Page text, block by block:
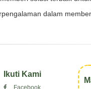
dalam
Ikuti Kami